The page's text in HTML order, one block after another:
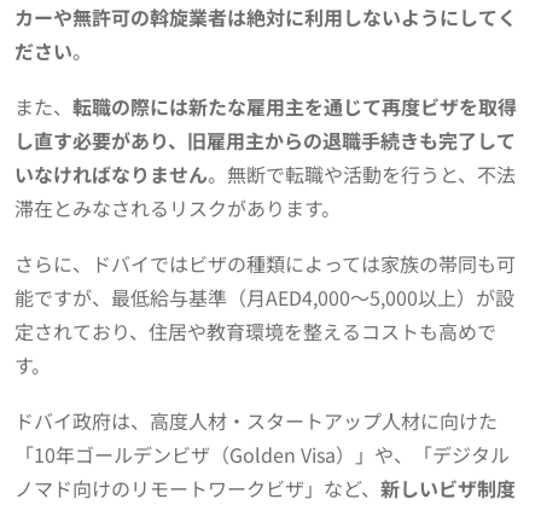
カーや無許可の斡旋業者は絶対に利用しないようにしてく
ださい。
また、 転職の際には新たな雇用主を通じて再度ビザを取得
し直す必要があり、旧雇用主からの退職手続きも完了して
いなければなりません。無断で転職や活動を行うと、不法
滞在とみなされるリスクがあります。
さらに、ドバイではビザの種類によっては家族の帯同も可
能ですが、最低給与基準（月AED4,000〜5,000以上）が設
定されており、住居や教育環境を整えるコストも高めで
す。
ドバイ政府は、高度人材・スタートアップ人材に向けた
「10年ゴールデンビザ（Golden Visa）」や、「デジタル
ノマド向けのリモートワークビザ」など、 新しいビザ制度